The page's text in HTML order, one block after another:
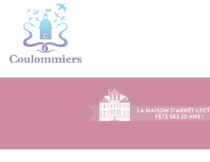
( AU QUOTIDIEN )
ActuPublications
Suivez-nous sur Facebook
Suivez-nous sur Instagram
Suivez-nous sur Twitter
Suivez-nous sur Youtube
Panneau de gestion des cookies